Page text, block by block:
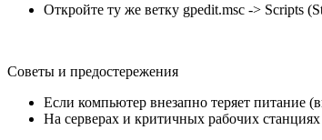
Откройте ту же ветку gpedit.msc -> Scripts
Советы и предостережения
Если компьютер внезапно теряет питание
На серверах и критичных рабочих